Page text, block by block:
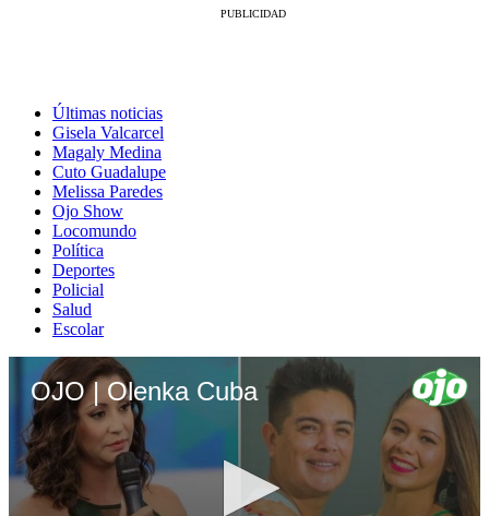
Últimas noticias
Gisela Valcarcel
Magaly Medina
Cuto Guadalupe
Melissa Paredes
Ojo Show
Locomundo
Política
Deportes
Policial
Salud
Escolar
OJO | Olenka Cuba